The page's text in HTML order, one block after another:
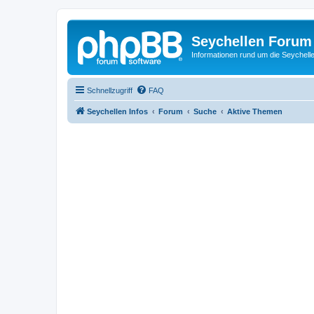
Seychellen Forum
Informationen rund um die
Schnellzugriff FAQ
Seychellen Infos Forum Suche Aktive Themen